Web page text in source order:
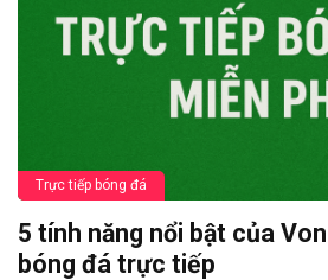
Trực tiếp bóng đá
5 tính năng nổi bật của
bóng đá trực tiếp